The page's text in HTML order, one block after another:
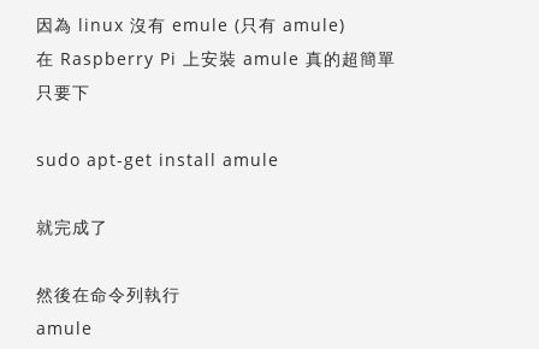
因為 linux 沒有 emule (只有 amule)
在 Raspberry Pi 上安裝 amule 真的超簡單
只要下
sudo apt-get install amule
就完成了
然後在命令列執行
amule